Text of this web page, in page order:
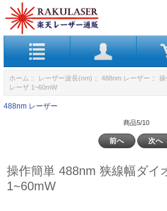
ホーム :: レーザー波長(nm) :: 488nm レーザー :: 操
レーザ 1~60mW
488nm レーザー
商品5/10
前へ 次へ
操作簡単 488nm 狭線幅ダイ
1~60mW